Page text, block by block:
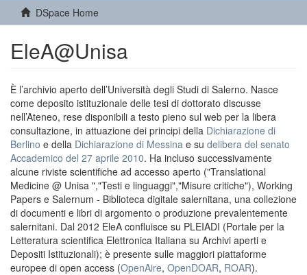
DSpace Home
EleA@Unisa
È l’archivio aperto dell’Università degli Studi di Salerno. Nasce
come deposito istituzionale delle tesi di dottorato discusse
nell’Ateneo, rese disponibili a testo pieno sul web per la libera
consultazione, in attuazione dei principi della Dichiarazione di
Berlino e della Dichiarazione di Messina e su delibera del senato
Accademico del 27 aprile 2010. Ha incluso successivamente
alcune riviste scientifiche ad accesso aperto ("Translational
Medicine @ Unisa ","Testi e linguaggi","Misure critiche"), Working
Papers e Salernum - Biblioteca digitale salernitana, una collezione
di documenti e libri di argomento o produzione prevalentemente
salernitani. Dal 2012 EleA confluisce su PLEIADI (Portale per la
Letteratura scientifica Elettronica Italiana su Archivi aperti e
Depositi Istituzionali); è presente sulle maggiori piattaforme
europee di open access (OpenAire, OpenDOAR, ROAR).